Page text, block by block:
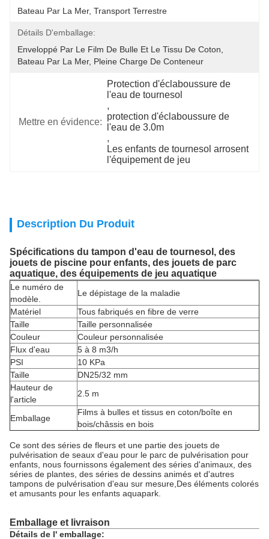
Bateau Par La Mer, Transport Terrestre
Détails D'emballage:
Enveloppé Par Le Film De Bulle Et Le Tissu De Coton,
Bateau Par La Mer, Pleine Charge De Conteneur
Mettre en évidence:
Protection d'éclaboussure de
l'eau de tournesol
,
protection d'éclaboussure de
l'eau de 3.0m
,
Les enfants de tournesol arrosent
l'équipement de jeu
Description Du Produit
Spécifications du tampon d'eau de tournesol, des
jouets de piscine pour enfants, des jouets de parc
aquatique, des équipements de jeu aquatique
Le numéro de
modèle.
Le dépistage de la maladie
Matériel
Tous fabriqués en fibre de verre
Taille
Taille personnalisée
Couleur
Couleur personnalisée
Flux d'eau
5 à 8 m3/h
PSI
10 KPa
Taille
DN25/32 mm
Hauteur de
l'article
2.5 m
Emballage
Films à bulles et tissus en coton/boîte en
bois/châssis en bois
Ce sont des séries de fleurs et une partie des jouets de
pulvérisation de seaux d'eau pour le parc de pulvérisation pour
enfants, nous fournissons également des séries d'animaux, des
séries de plantes, des séries de dessins animés et d'autres
tampons de pulvérisation d'eau sur mesure,Des éléments colorés
et amusants pour les enfants aquapark.
Emballage et livraison
Détails de l' emballage: